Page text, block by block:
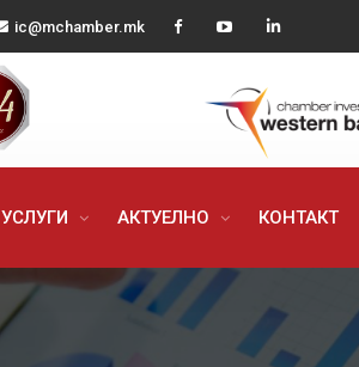
ic@mchamber.mk
УСЛУГИ АКТУЕЛНО КОНТАКТ